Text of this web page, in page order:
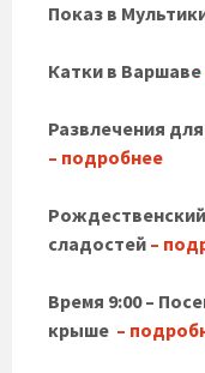
Показ в
Катки в Варшаве
Развлечения
– подробнее
сладостей –
Время 9:00 –
крыше –